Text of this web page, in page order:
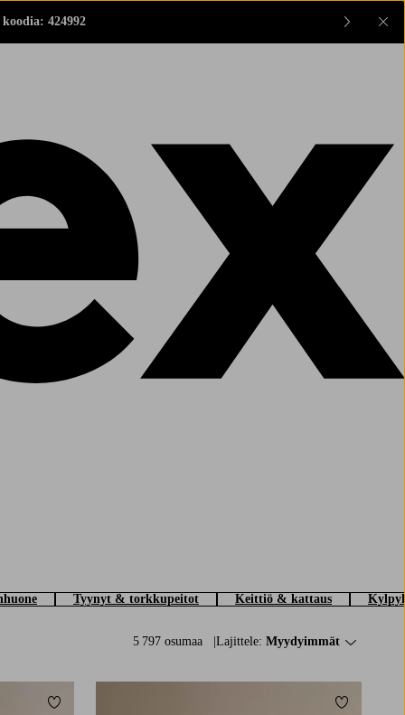
424992
Tyynyt & torkkupeitot Keittiö & kattaus
5 797 osumaa Lajittele: Myydyimmät
Lisää suosikkeihin Lisää